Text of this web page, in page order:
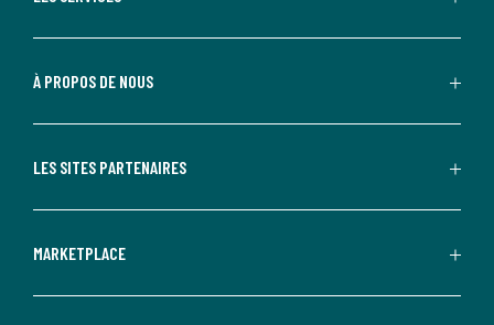
À PROPOS DE NOUS
LES SITES PARTENAIRES
MARKETPLACE